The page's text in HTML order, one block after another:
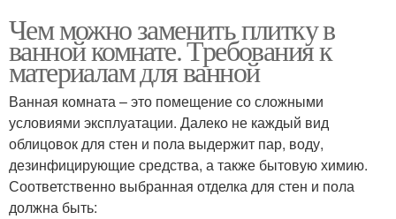
Чем можно заменить плитку в
ванной комнате. Требования к
материалам для ванной
Ванная комната – это помещение со сложными
условиями эксплуатации. Далеко не каждый вид
облицовок для стен и пола выдержит пар, воду,
дезинфицирующие средства, а также бытовую химию.
Соответственно выбранная отделка для стен и пола
должна быть: